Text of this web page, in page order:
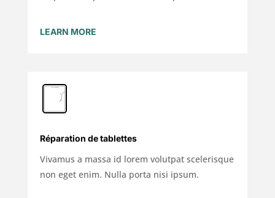
LEARN MORE
Réparation de tablettes
Vivamus a massa id lorem volutpat scelerisque
non eget enim. Nulla porta nisi ipsum.